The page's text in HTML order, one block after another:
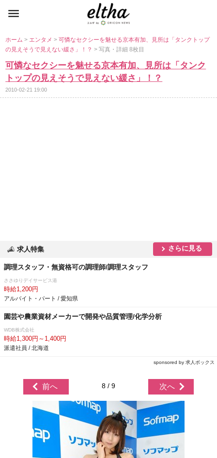
ホーム> エンタメ>可憐なセクシーを魅せる京本有加、見所は「タンクトップ
の見えそうで見えない緩さ」！？> 写真・詳細 8枚目
可憐なセクシーを魅せる京本有加、見所は「タンク
トップの見えそうで見えない緩さ」！？
2010-02-21 19:00
求人特集 さらに見る
調理スタッフ・無資格可の調理師/調理スタッフ
ささゆりデイサービス港
時給1,200円
アルバイト・パート / 愛知県
園芸や農業資材メーカーで開発や品質管理/化学分析
WDB株式会社
時給1,300円～1,400円
派遣社員 / 北海道
sponsored by 求人ボックス
前へ 8 / 9 次へ